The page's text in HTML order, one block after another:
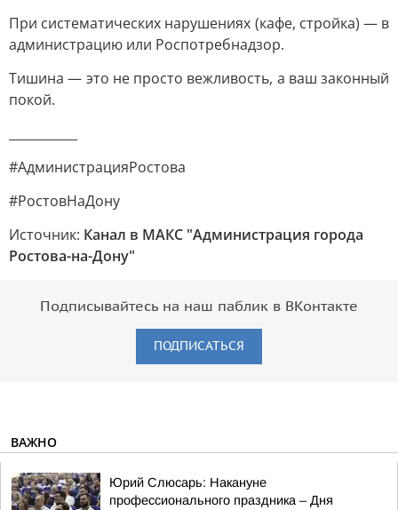
При систематических нарушениях (кафе, стройка) — в
администрацию или Роспотребнадзор.
Тишина — это не просто вежливость, а ваш законный
покой.
#АдминистрацияРостова
#РостовНаДону
Источник: Канал в МАКС "Администрация города
Ростова-на-Дону"
Подписывайтесь на наш паблик в ВКонтакте
ПОДПИСАТЬСЯ
ВАЖНО
Юрий Слюсарь: Накануне
профессионального праздника – Дня